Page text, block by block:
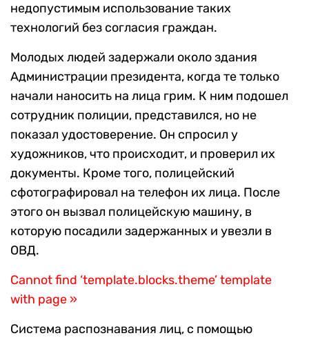
недопустимым использование таких
технологий без согласия граждан.
Молодых людей задержали около здания
Администрации президента, когда те только
начали наносить на лица грим. К ним подошел
сотрудник полиции, представился, но не
показал удостоверение. Он спросил у
художников, что происходит, и проверил их
документы. Кроме того, полицейский
сфотографировал на телефон их лица. После
этого он вызвал полицейскую машину, в
которую посадили задержанных и увезли в
ОВД.
Cannot find ‘template.blocks.theme’ template
with page »
Система распознавания лиц, с помощью